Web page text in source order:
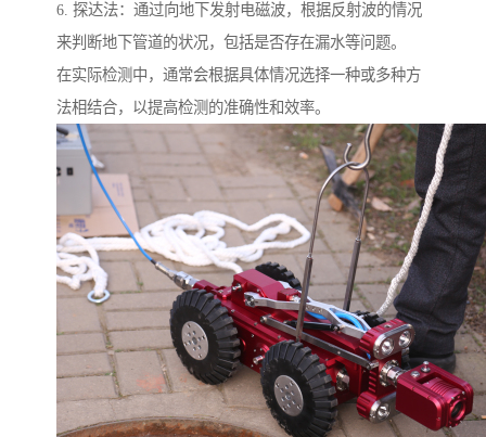
6. 探达法：通过向地下发射电磁波，根据反射波的情况
来判断地下管道的状况，包括是否存在漏水等问题。
在实际检测中，通常会根据具体情况选择一种或多种方
法相结合，以提高检测的准确性和效率。